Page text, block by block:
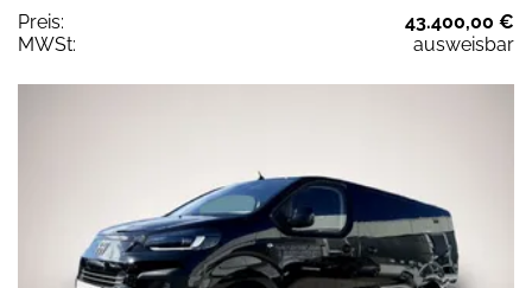
Preis:
43.400,00 €
MWSt:
ausweisbar